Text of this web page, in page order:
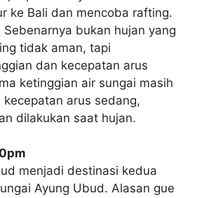
ke Bali dan mencoba rafting.
Sebenarnya bukan hujan yang
tidak aman, tapi
dan kecepatan arus
ketinggian air sungai masih
arus sedang,
dilakukan saat hujan.
menjadi destinasi kedua
Ayung Ubud. Alasan gue